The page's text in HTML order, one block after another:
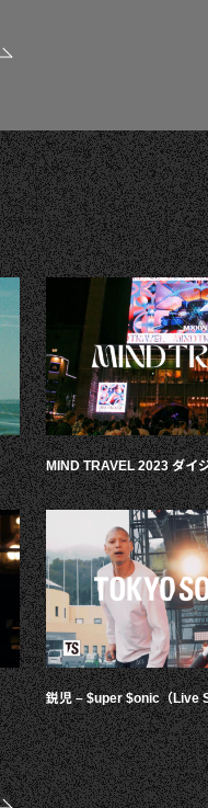
MIND TRAVEL 2023 ダイ
鋭児 – $uper $onic（Live